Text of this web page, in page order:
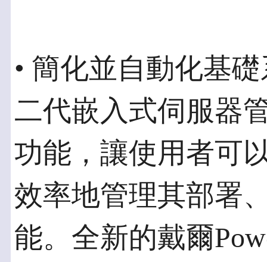
• 簡化並自動化基
二代嵌入式伺服器
功能，讓使用者可
效率地管理其部署
能。全新的戴爾